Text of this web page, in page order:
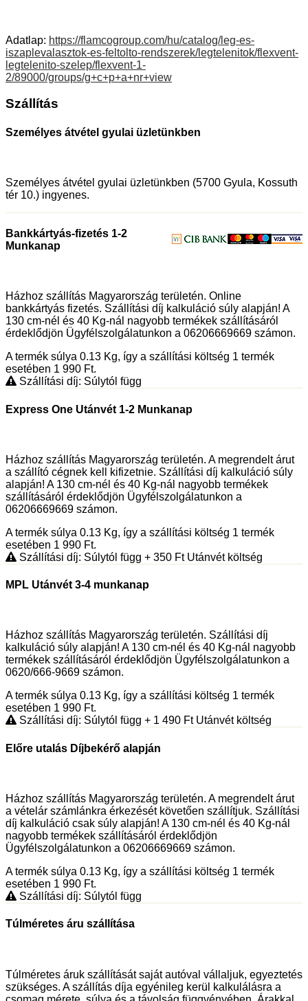
Adatlap: https://flamcogroup.com/hu/catalog/leg-es-
iszaplevalasztok-es-feltolto-rendszerek/legtelenitok/flexvent-
legtelenito-szelep/flexvent-1-
2/89000/groups/g+c+p+a+nr+view
Szállítás
Személyes átvétel gyulai üzletünkben
Személyes átvétel gyulai üzletünkben (5700 Gyula, Kossuth
tér 10.) ingyenes.
Bankkártyás-fizetés 1-2
Munkanap
Házhoz szállítás Magyarország területén. Online
bankkártyás fizetés. Szállítási díj kalkuláció súly alapján! A
130 cm-nél és 40 Kg-nál nagyobb termékek szállításáról
érdeklődjön Ügyfélszolgálatunkon a 06206669669 számon.
A termék súlya 0.13 Kg, így a szállítási költség 1 termék
esetében 1 990 Ft.
Szállítási díj: Súlytól függ
Express One Utánvét 1-2 Munkanap
Házhoz szállítás Magyarország területén. A megrendelt árut
a szállító cégnek kell kifizetnie. Szállítási díj kalkuláció súly
alapján! A 130 cm-nél és 40 Kg-nál nagyobb termékek
szállításáról érdeklődjön Ügyfélszolgálatunkon a
06206669669 számon.
A termék súlya 0.13 Kg, így a szállítási költség 1 termék
esetében 1 990 Ft.
Szállítási díj: Súlytól függ + 350 FtUtánvét költség
MPL Utánvét 3-4 munkanap
Házhoz szállítás Magyarország területén. Szállítási díj
kalkuláció súly alapján! A 130 cm-nél és 40 Kg-nál nagyobb
termékek szállításáról érdeklődjön Ügyfélszolgálatunkon a
0620/666-9669 számon.
A termék súlya 0.13 Kg, így a szállítási költség 1 termék
esetében 1 990 Ft.
Szállítási díj: Súlytól függ + 1 490 FtUtánvét költség
Előre utalás Díjbekérő alapján
Házhoz szállítás Magyarország területén. A megrendelt árut
a vételár számlánkra érkezését követően szállítjuk. Szállítási
díj kalkuláció csak súly alapján! A 130 cm-nél és 40 Kg-nál
nagyobb termékek szállításáról érdeklődjön
Ügyfélszolgálatunkon a 06206669669 számon.
A termék súlya 0.13 Kg, így a szállítási költség 1 termék
esetében 1 990 Ft.
Szállítási díj: Súlytól függ
Túlméretes áru szállítása
Túlméretes áruk szállítását saját autóval vállaljuk, egyeztetés
szükséges. A szállítás díja egyénileg kerül kalkulálásra a